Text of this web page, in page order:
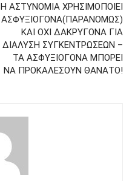
Η ΑΣΤΥΝΟΜΙΑ ΧΡΗΣΙΜΟΠΟΙΕΙ
ΑΣΦΥΞΙΟΓΟΝΑ(ΠΑΡΑΝΟΜΩΣ)
ΚΑΙ ΟΧΙ ΔΑΚΡΥΓΟΝΑ ΓΙΑ
ΔΙΑΛΥΣΗ ΣΥΓΚΕΝΤΡΩΣΕΩΝ –
ΤΑ ΑΣΦΥΞΙΟΓΟΝΑ ΜΠΟΡΕΙ
ΝΑ ΠΡΟΚΑΛΕΣΟΥΝ ΘΑΝΑΤΟ!